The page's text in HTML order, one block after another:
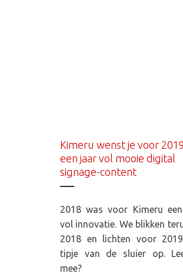
Kimeru wenst je voor 2019
een jaar vol mooie digital
signage-content
2018 was voor Kimeru
vol innovatie. We blikken
2018 en lichten voor
tipje van de sluier op.
mee?